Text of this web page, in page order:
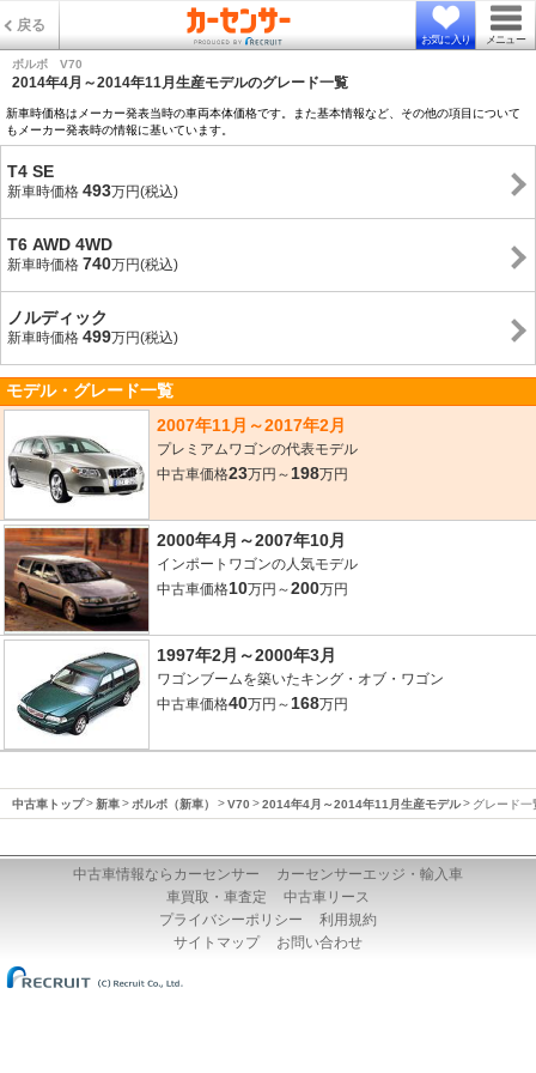
戻る
お気に入り メニュー
ボルボ V70
2014年4月～2014年11月生産モデルのグレード一覧
新車時価格はメーカー発表当時の車両本体価格です。また基本情報など、その他の項目について
もメーカー発表時の情報に基いています。
T4 SE
新車時価格 493万円(税込)
T6 AWD 4WD
新車時価格 740万円(税込)
ノルディック
新車時価格 499万円(税込)
モデル・グレード一覧
2007年11月～2017年2月
プレミアムワゴンの代表モデル
中古車価格23万円～ 198万円
2000年4月～2007年10月
インポートワゴンの人気モデル
中古車価格10万円～200万円
1997年2月～2000年3月
ワゴンブームを築いたキング・オブ・ワゴン
中古車価格40万円～ 168万円
中古車トップ 新車 ボルボ（新車） V70 2014年4月～2014年11月生産モデル グレード一
中古車情報ならカーセンサー
カーセンサーエッジ・輸入車
車買取・車査定
中古車リース
プライバシーポリシー
利用規約
サイトマップ
お問い合わせ